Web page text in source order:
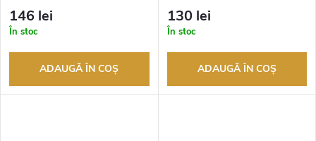
returnarea bunurilor. Vânzător
autorizat
146 lei
În stoc
ADAUGĂ ÎN COŞ
returnarea bunurilor. Vânzător
autorizat
130 lei
În stoc
ADAUGĂ ÎN COŞ